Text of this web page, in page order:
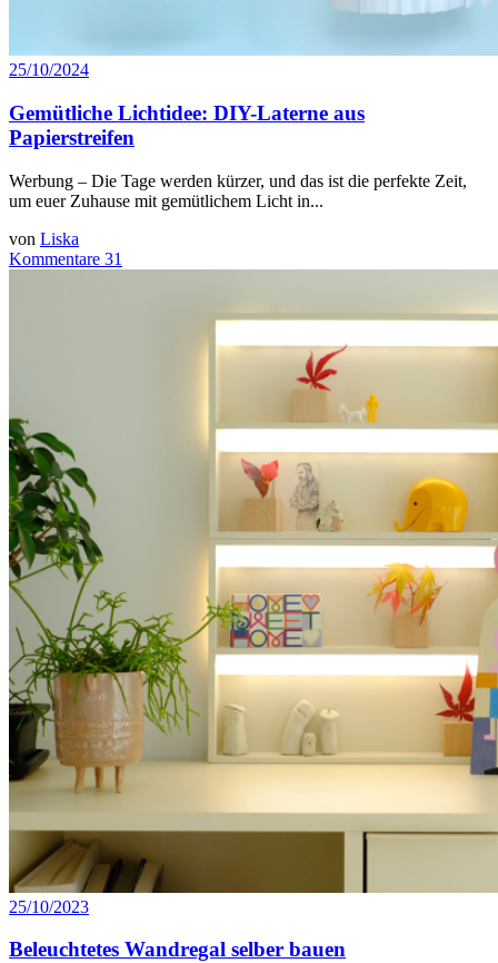
25/10/2024
Gemütliche Lichtidee: DIY-Laterne aus
Papierstreifen
Werbung – Die Tage werden kürzer, und das ist die perfekte Zeit,
um euer Zuhause mit gemütlichem Licht in...
von Liska
Kommentare 31
25/10/2023
Beleuchtetes Wandregal selber bauen